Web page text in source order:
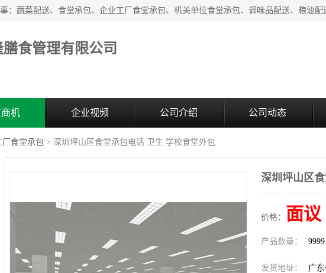
食管理有限公司
机 企业视频 公司介绍 公司动态
厂食堂承包 > 深圳坪山区食堂承包电话 卫生 学校食堂外包
深圳坪山区
价格： 面议
产品数量：
发货地址： 广